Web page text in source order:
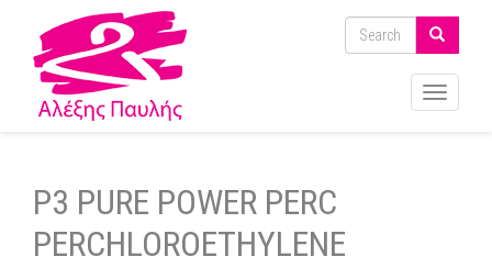
P3 PURE POWER PERC
PERCHLOROETHYLENE
Toggle